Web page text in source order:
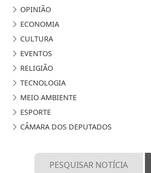
OPINIÃO
ECONOMIA
CULTURA
EVENTOS
RELIGIÃO
TECNOLOGIA
MEIO AMBIENTE
ESPORTE
CÂMARA DOS DEPUTADOS